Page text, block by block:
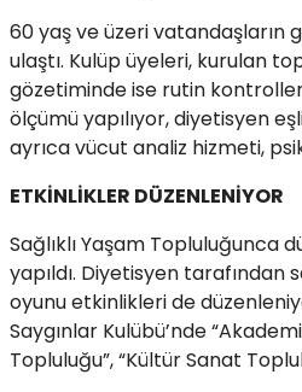
60 yaş ve üzeri vatandaşların
ulaştı. Kulüp üyeleri, kurulan
gözetiminde ise rutin
ölçümü yapılıyor, diyetisyen
ayrıca vücut analiz hizmeti,
ETKİNLİKLER DÜZENLENİYOR
Sağlıklı Yaşam
yapıldı. Diyetisyen tarafından
oyunu etkinlikleri de
Saygınlar Kulübü’nde
Topluluğu”, “Kültür Sanat